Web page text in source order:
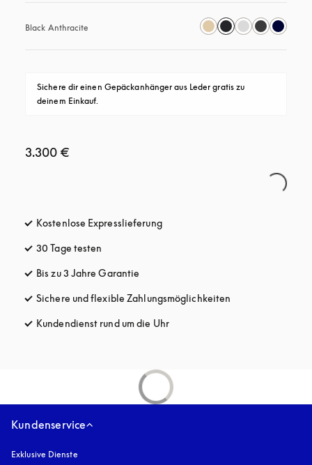
Black Anthracite
Sichere dir einen Gepäckanhänger aus Leder gratis zu
deinem Einkauf.
3.300 €
Kostenlose Expresslieferungöffnet sich in einem neuen Tab
30 Tage testen
Bis zu 3 Jahre Garantie
Sichere und flexible Zahlungsmöglichkeiten
Kundendienst rund um die Uhröffnet sich in einem neuen Tab
Kundenservice
Exklusive Dienste